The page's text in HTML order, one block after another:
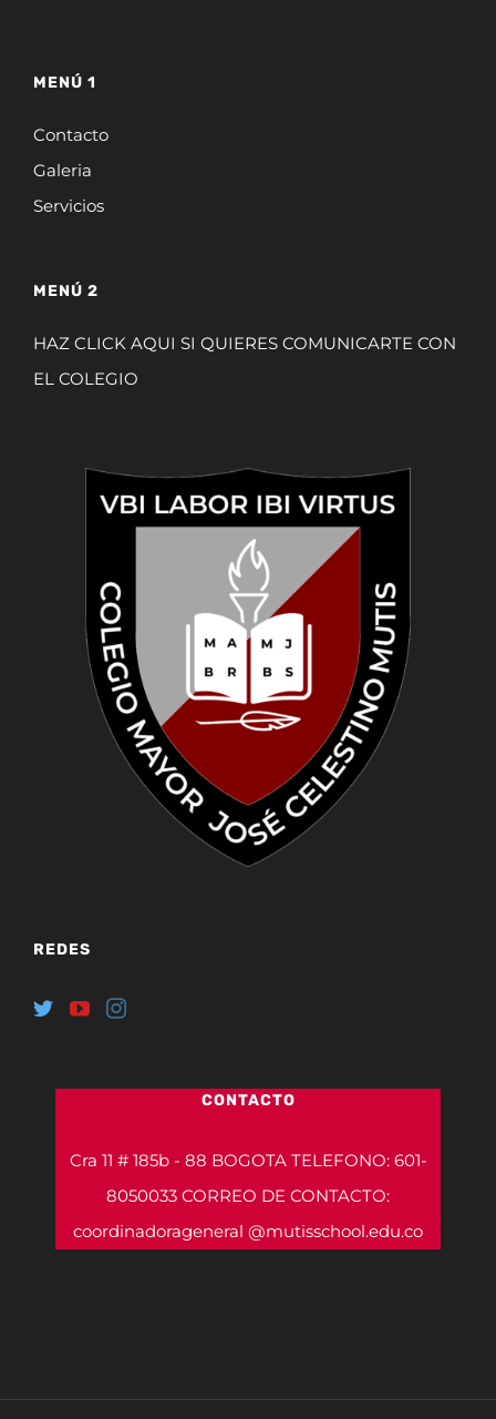
MENÚ 1
Contacto
Galeria
Servicios
MENÚ 2
HAZ CLICK AQUI SI QUIERES COMUNICARTE CON
EL COLEGIO
REDES
CONTACTO
Cra 11 # 185b - 88 BOGOTA TELEFONO: 601-
8050033 CORREO DE CONTACTO:
coordinadorageneral @mutisschool.edu.co